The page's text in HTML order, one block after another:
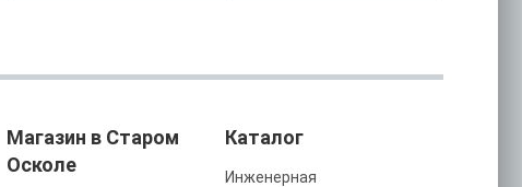
Магазин в Старом
Осколе
Каталог
Инженерная